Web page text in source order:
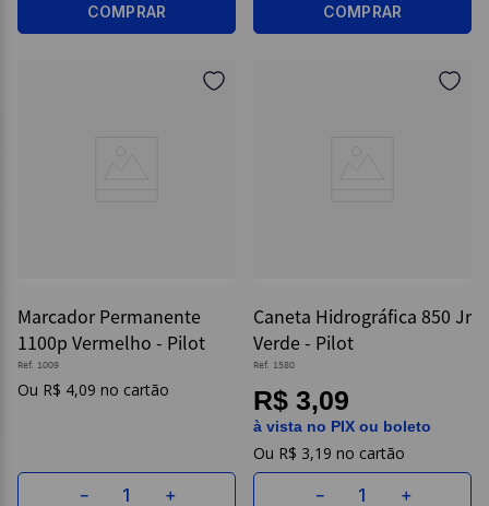
COMPRAR COMPRAR
Marcador Permanente
1100p Vermelho - Pilot
Ref. 1009
R$ 4,09
＋
－
Caneta Hidrográfica 850 Jr
Verde - Pilot
Ref. 1580
R$ 3,09
à vista no PIX ou boleto
R$ 3,19
＋
－